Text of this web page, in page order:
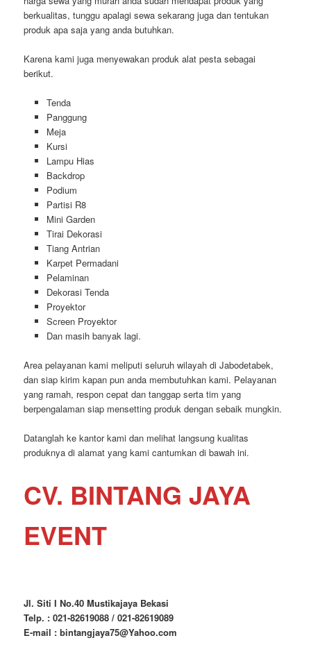
berkualitas, tunggu apalagi sewa sekarang juga dan tentukan
produk apa saja yang anda butuhkan.
Karena kami juga menyewakan produk alat pesta sebagai
berikut.
Tenda
Panggung
Meja
Kursi
Lampu Hias
Backdrop
Podium
Partisi R8
Mini Garden
Tirai Dekorasi
Tiang Antrian
Karpet Permadani
Pelaminan
Dekorasi Tenda
Proyektor
Screen Proyektor
Dan masih banyak lagi.
Area pelayanan kami meliputi seluruh wilayah di Jabodetabek,
dan siap kirim kapan pun anda membutuhkan kami. Pelayanan
yang ramah, respon cepat dan tanggap serta tim yang
berpengalaman siap mensetting produk dengan sebaik mungkin.
Datanglah ke kantor kami dan melihat langsung kualitas
produknya di alamat yang kami cantumkan di bawah ini.
CV. BINTANG JAYA
EVENT
Jl. Siti I No.40 Mustikajaya Bekasi
Telp. : 021-82619088 / 021-82619089
E-mail : bintangjaya75@Yahoo.com